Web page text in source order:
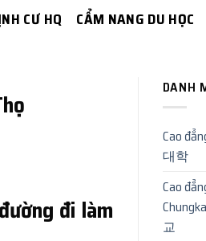
CƯ HQ CẨM NANG DU HỌC
đi làm
DANH
Cao
대학
Cao
교